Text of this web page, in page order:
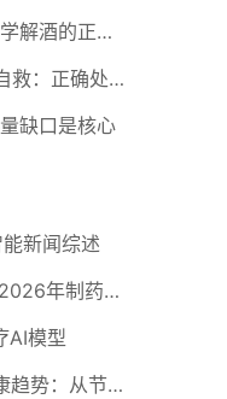
酒后头疼自救指南：科学解酒的正确打开方式
急性肠胃炎黄金4小时自救：正确处置与误区避坑关键
缺口是核心
新闻综述
从AI设计到基因编辑：2026年制药领域重大突破
AI模型
定义2026年的10大健康趋势：从节律健康到冷热交替疗法